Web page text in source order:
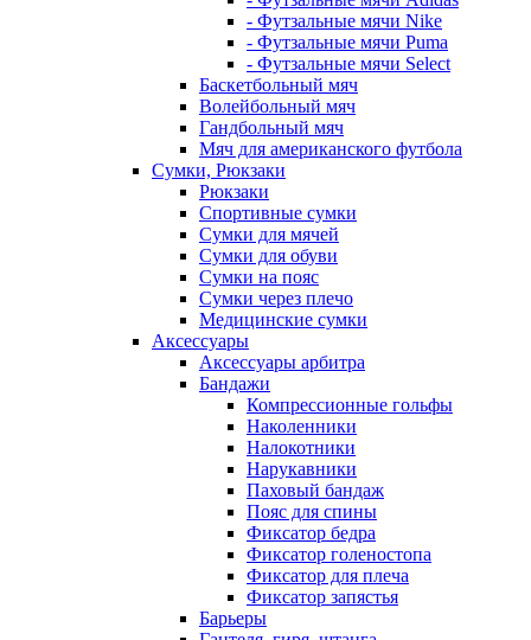
- Футзальные мячи Nike
- Футзальные мячи Puma
- Футзальные мячи Select
Баскетбольный мяч
Волейбольный мяч
Гандбольный мяч
Мяч для американского футбола
Сумки, Рюкзаки
Рюкзаки
Спортивные сумки
Сумки для мячей
Сумки для обуви
Сумки на пояс
Сумки через плечо
Медицинские сумки
Аксессуары
Аксессуары арбитра
Бандажи
Компрессионные гольфы
Наколенники
Налокотники
Нарукавники
Паховый бандаж
Пояс для спины
Фиксатор бедра
Фиксатор голеностопа
Фиксатор для плеча
Фиксатор запястья
Барьеры